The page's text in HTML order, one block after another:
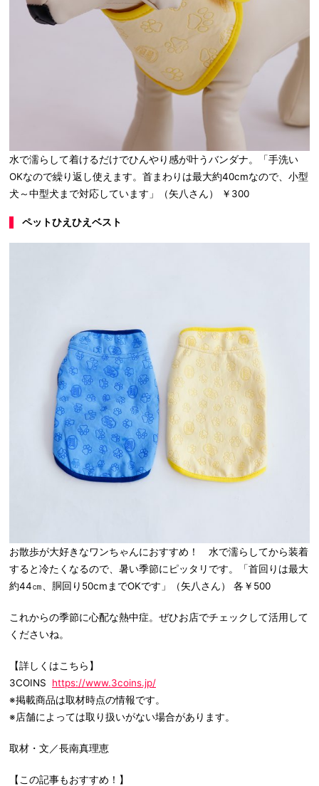
水で濡らして着けるだけでひんやり感が叶うバンダナ。「手洗い
OKなので繰り返し使えます。首まわりは最大約40cmなので、小型
犬～中型犬まで対応しています」（矢八さん） ￥300
ペットひえひえベスト
お散歩が大好きなワンちゃんにおすすめ！ 水で濡らしてから装着
すると冷たくなるので、暑い季節にピッタリです。「首回りは最大
約44㎝、胴回り50cmまでOKです」（矢八さん） 各￥500
これからの季節に心配な熱中症。ぜひお店でチェックして活用して
くださいね。
【詳しくはこちら】
3COINS https://www.3coins.jp/
※掲載商品は取材時点の情報です。
※店舗によっては取り扱いがない場合があります。
取材・文／長南真理恵
【この記事もおすすめ！】